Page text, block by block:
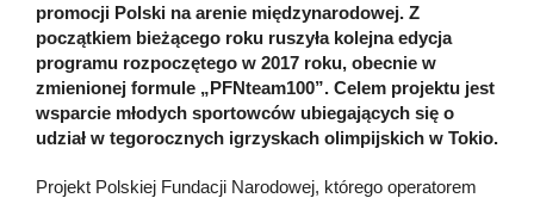
promocji Polski na arenie międzynarodowej. Z
początkiem bieżącego roku ruszyła kolejna edycja
programu rozpoczętego w 2017 roku, obecnie w
zmienionej formule „PFNteam100”. Celem projektu jest
wsparcie młodych sportowców ubiegających się o
udział w tegorocznych igrzyskach olimpijskich w Tokio.
Projekt Polskiej Fundacji Narodowej, którego operatorem